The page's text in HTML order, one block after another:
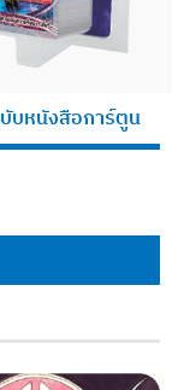
บหนังสือการ์ตูน